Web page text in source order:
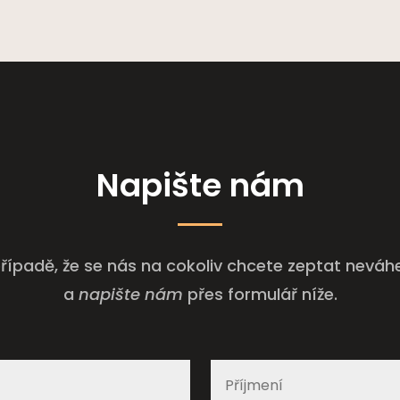
Napište nám
že se nás na cokoliv chcete zeptat
a napište nám přes formulář níže.